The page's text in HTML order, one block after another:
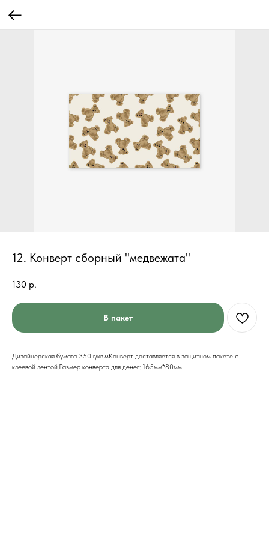
12. Конверт сборный "медвежата"
130 р.
В пакет
Дизайнерская бумага 350 г/кв.мКонверт доставляется в защитном пакете с
клеевой лентой.Размер конверта для денег: 165мм*80мм.